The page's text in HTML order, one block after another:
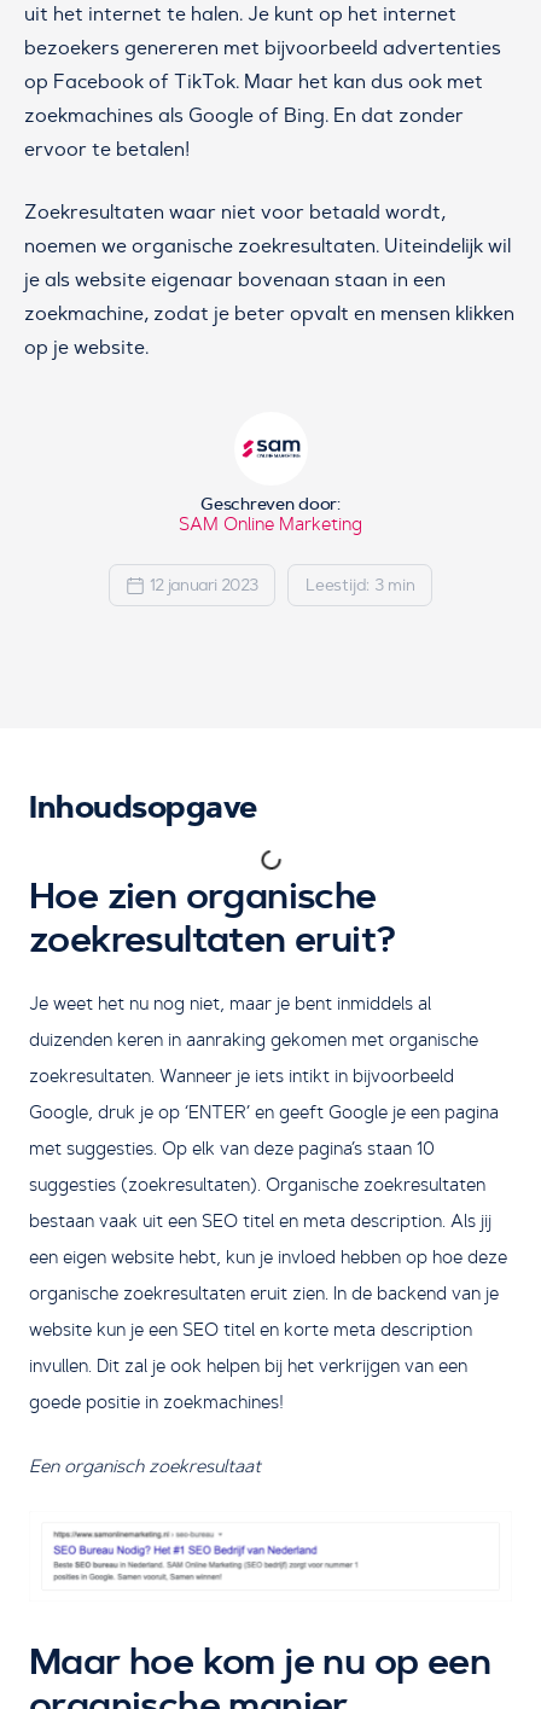
uit het internet te halen. Je kunt op het internet
bezoekers genereren met bijvoorbeeld advertenties
op Facebook of TikTok. Maar het kan dus ook met
zoekmachines als Google of Bing. En dat zonder
ervoor te betalen!
Zoekresultaten waar niet voor betaald wordt,
noemen we organische zoekresultaten. Uiteindelijk wil
je als website eigenaar bovenaan staan in een
zoekmachine, zodat je beter opvalt en mensen klikken
op je website.
Geschreven door:
SAM Online Marketing
12 januari 2023 Leestijd: 3 min
Hoe zien organische
zoekresultaten eruit?
Je weet het nu nog niet, maar je bent inmiddels al
duizenden keren in aanraking gekomen met organische
zoekresultaten. Wanneer je iets intikt in bijvoorbeeld
Google, druk je op ‘ENTER’ en geeft Google je een pagina
met suggesties. Op elk van deze pagina’s staan 10
suggesties (zoekresultaten). Organische zoekresultaten
bestaan vaak uit een SEO titel en meta description. Als jij
een eigen website hebt, kun je invloed hebben op hoe deze
organische zoekresultaten eruit zien. In de backend van je
website kun je een SEO titel en korte meta description
invullen. Dit zal je ook helpen bij het verkrijgen van een
goede positie in zoekmachines!
Een organisch zoekresultaat
Maar hoe kom je nu op een
Inhoudsopgave